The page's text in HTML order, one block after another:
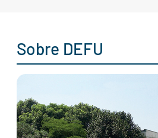
Sobre DEFU